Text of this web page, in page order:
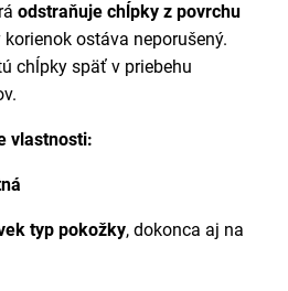
odstraňuje chĺpky z povrchu
ostáva neporušený.
chĺpky späť v priebehu
vlastnosti:
typ pokožky, dokonca aj na